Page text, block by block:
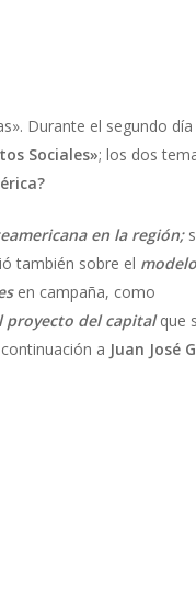
Durante el segundo día
Sociales»; los dos
en la región;
también sobre el modelo
en campaña, como
proyecto del capitalque
a Juan José